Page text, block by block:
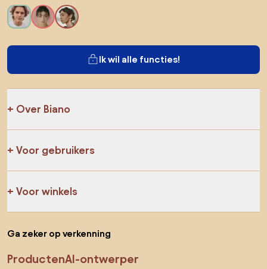
Ik wil alle functies!
Over Biano
Voor gebruikers
Voor winkels
Ga zeker op verkenning
ProductenAI-ontwerper